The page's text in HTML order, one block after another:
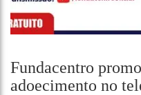
Fundacentro
adoecimento no